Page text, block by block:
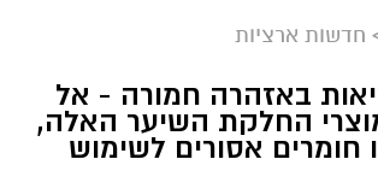
חדשות ארציות
באזהרה חמורה - אל
החלקת השיער האלה,
חומרים אסורים לשימוש